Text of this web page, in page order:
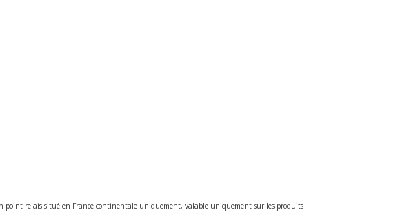
point relais situé en France continentale uniquement, valable uniquement sur les produits